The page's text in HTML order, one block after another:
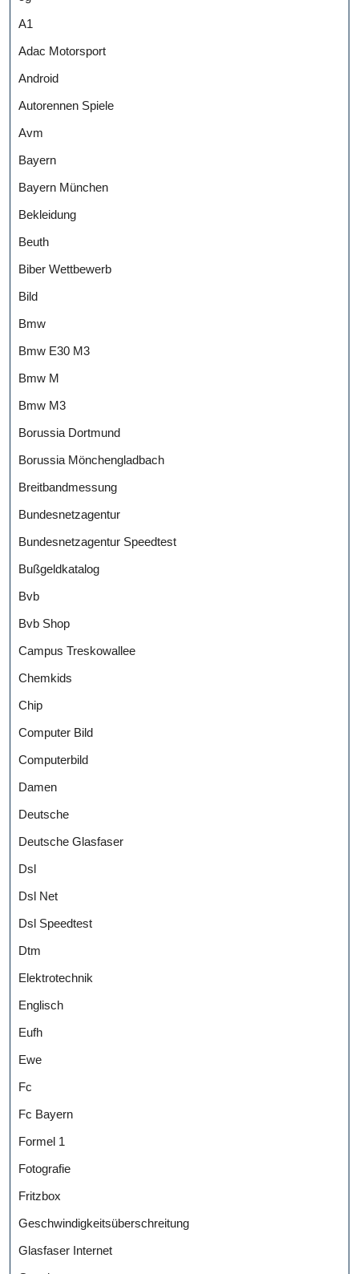
A1
Adac Motorsport
Android
Autorennen Spiele
Avm
Bayern
Bayern München
Bekleidung
Beuth
Biber Wettbewerb
Bild
Bmw
Bmw E30 M3
Bmw M
Bmw M3
Borussia Dortmund
Borussia Mönchengladbach
Breitbandmessung
Bundesnetzagentur
Bundesnetzagentur Speedtest
Bußgeldkatalog
Bvb
Bvb Shop
Campus Treskowallee
Chemkids
Chip
Computer Bild
Computerbild
Damen
Deutsche
Deutsche Glasfaser
Dsl
Dsl Net
Dsl Speedtest
Dtm
Elektrotechnik
Englisch
Eufh
Ewe
Fc
Fc Bayern
Formel 1
Fotografie
Fritzbox
Geschwindigkeitsüberschreitung
Glasfaser Internet